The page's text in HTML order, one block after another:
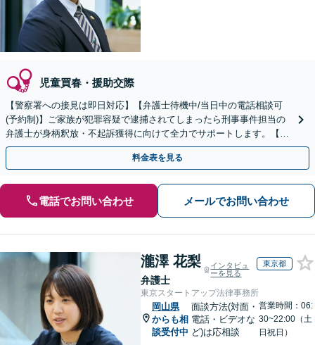
児童買春・援助交際
【警察署への接見は即日対応】【弁護士待機中/当日中の電話相談可
(予約制)】ご家族が犯罪容疑で逮捕されてしまったら刑事事件担当の
弁護士が身柄釈放・不起訴獲得に向けて全力でサポートします。【毎
月100名以上の相談実績】【全国対応】
料金表を見る
電話でお問い合わせ メールでお問い合わせ
瀧澤 花梨
弁護士
インタビュ
ーを見る
東京都
東京スタートアップ法律事務所
岡山県
からも相
談受付中
面談方法(対面・
電話・ビデオな
ど)は応相談
営業時間：06:
30~22:00（土
日祝日）